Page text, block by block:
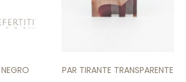
PAR TIRANTE TRANSPARENTE